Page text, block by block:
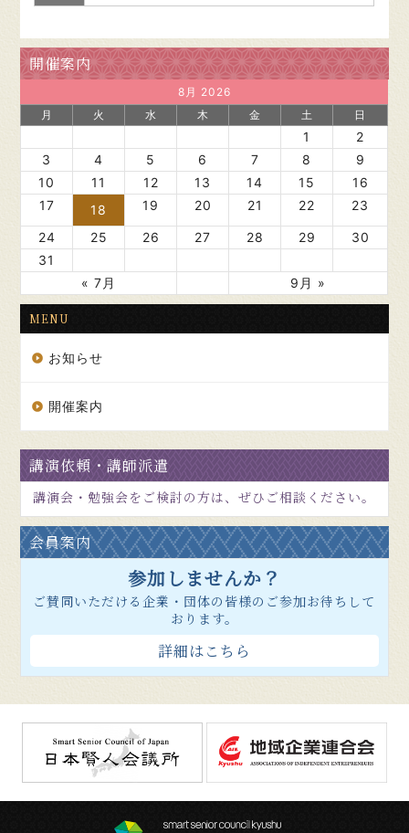
開催案内
8月 2026
月
火 水 木 金 土 日
1
2
3
4 5 6 7 8
9
10
11 12 13 14 15
16
17
18 19 20 21 22 23
24 25 26 27 28 29
30
31
« 7月
9月 »
MENU
お知らせ
開催案内
講演依頼・講師派遣
講演会・勉強会をご検討の方は、ぜひご相談ください。
会員案内
参加しませんか？
ご賛同いただける企業・団体の皆様のご参加お待ちして
おります。
詳細はこちら